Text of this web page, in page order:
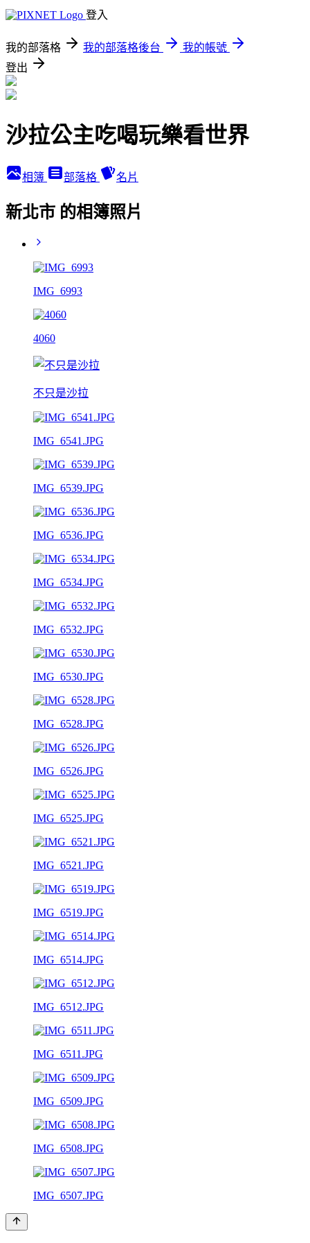
登入
我的部落格 我的部落格後台
我的帳號
登出
沙拉公主吃喝玩樂看世界
相簿 部落格 名片
新北市 的相簿照片
IMG_6993
4060
不只是沙拉
IMG_6541.JPG
IMG_6539.JPG
IMG_6536.JPG
IMG_6534.JPG
IMG_6532.JPG
IMG_6530.JPG
IMG_6528.JPG
IMG_6526.JPG
IMG_6525.JPG
IMG_6521.JPG
IMG_6519.JPG
IMG_6514.JPG
IMG_6512.JPG
IMG_6511.JPG
IMG_6509.JPG
IMG_6508.JPG
IMG_6507.JPG